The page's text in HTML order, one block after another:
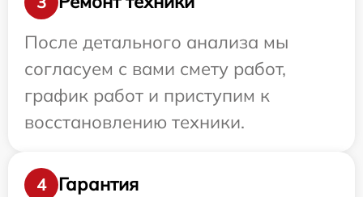
После детального анализа мы
согласуем с вами смету работ,
график работ и приступим к
восстановлению техники.
4
Гарантия